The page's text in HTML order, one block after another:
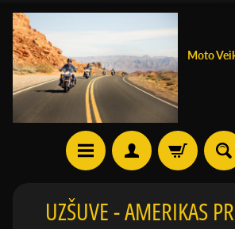
Moto
UZŠUVE - AMERIKAS